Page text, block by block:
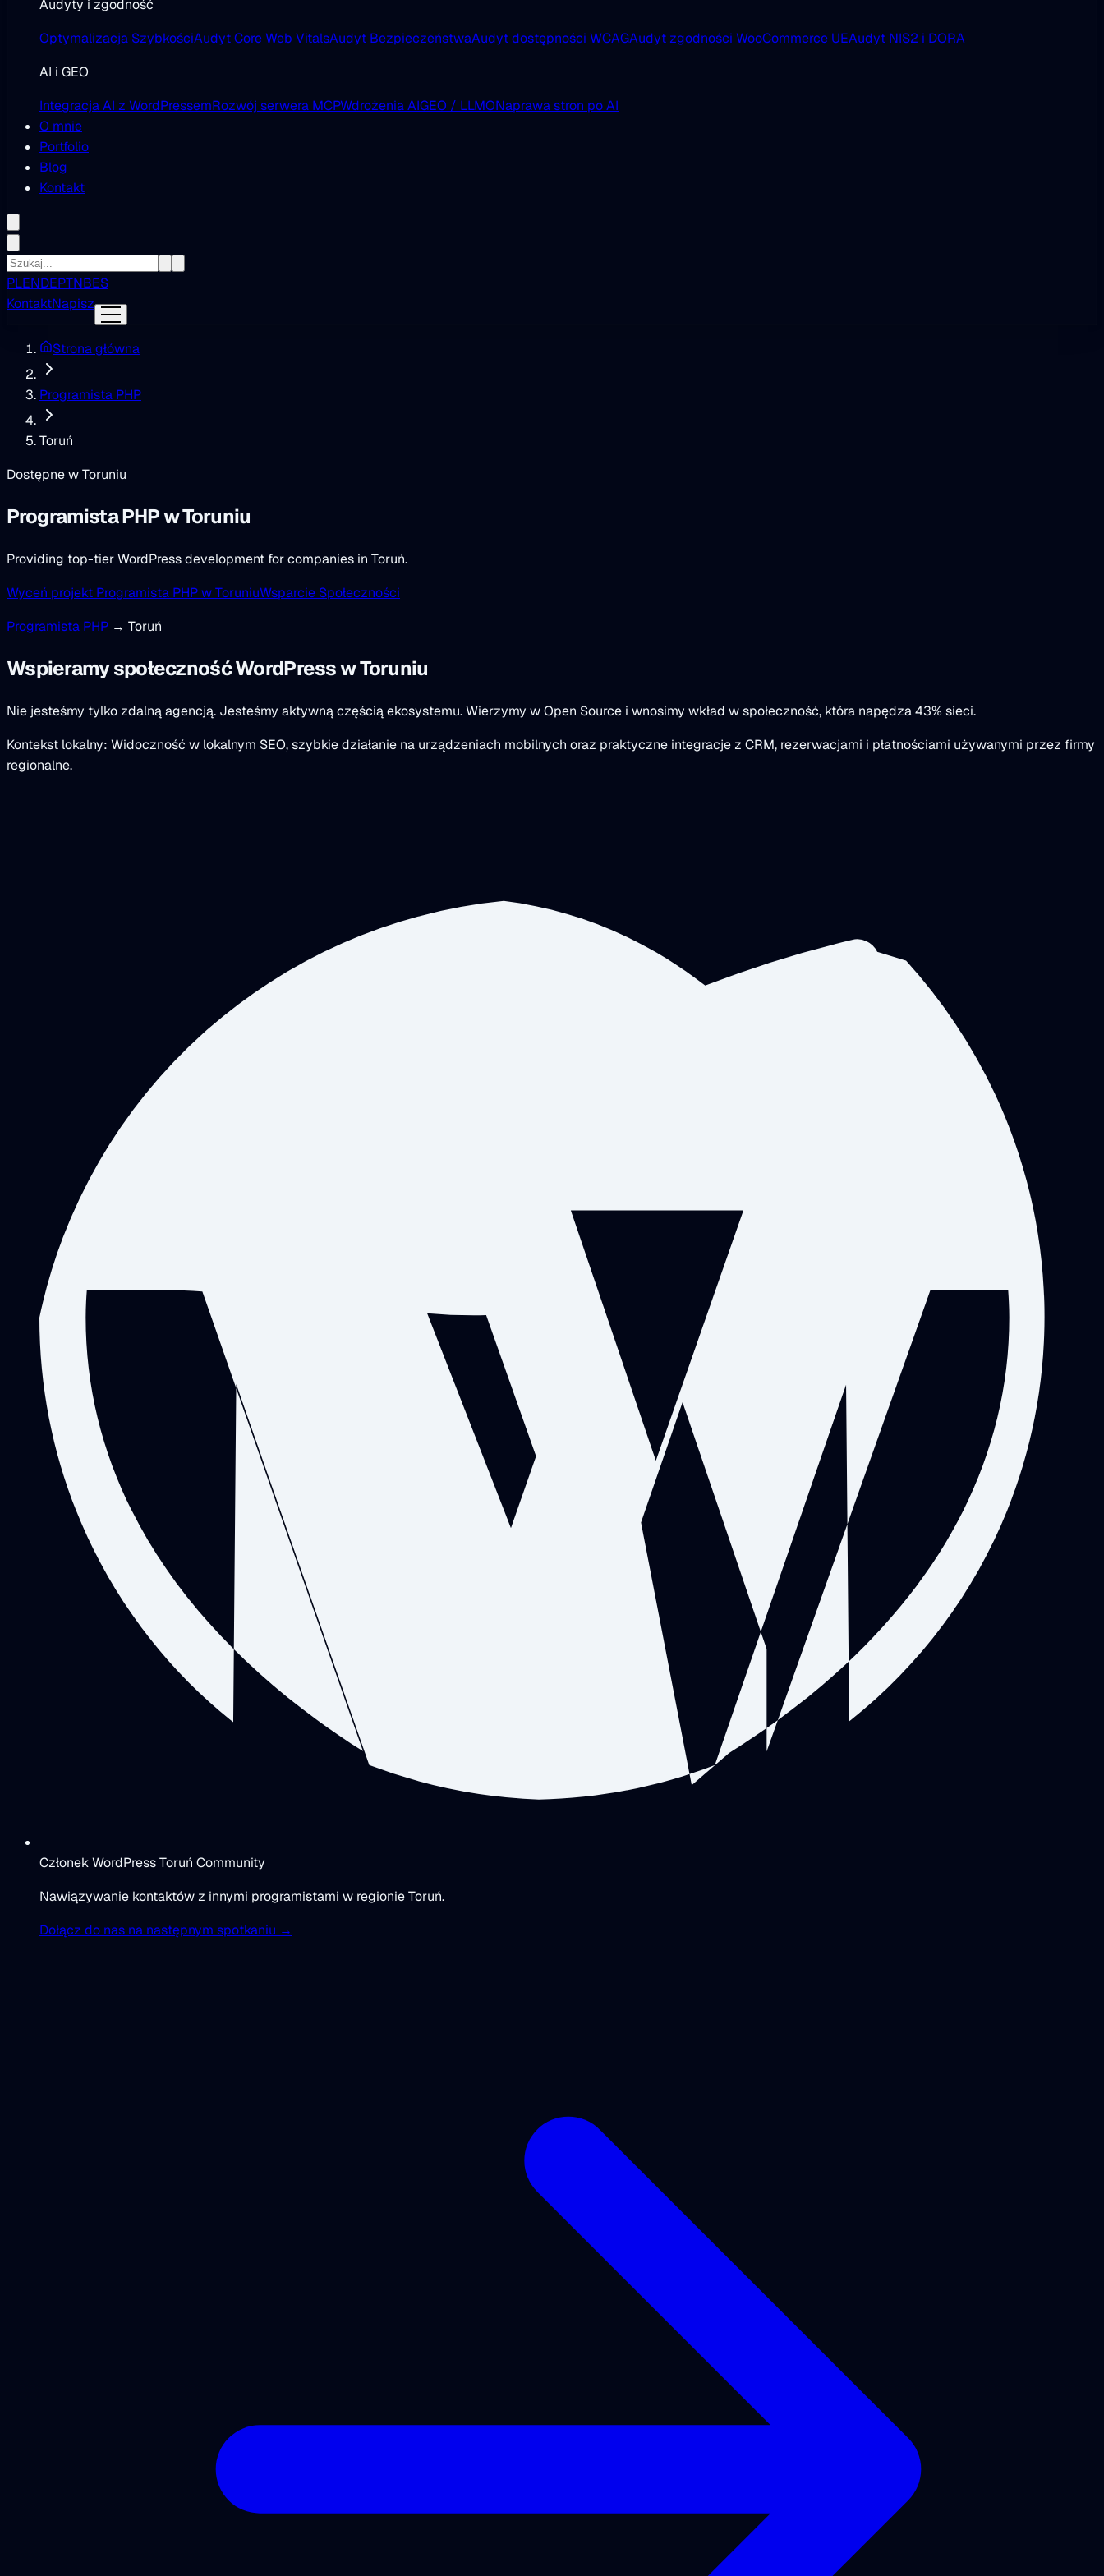
Audyty i zgodność
Optymalizacja SzybkościAudyt Core Web VitalsAudyt BezpieczeństwaAudyt dostępności WCAGAudyt zgodności WooCommerce UEAudyt NIS2 i DORA
AI i GEO
Integracja AI z WordPressemRozwój serwera MCPWdrożenia AIGEO / LLMONaprawa stron po AI
O mnie
Portfolio
Blog
Kontakt
PLENDEPTNBES
KontaktNapisz
Strona główna
Programista PHP
Toruń
Dostępne w Toruniu
Programista PHPw Toruniu
Providing top-tier WordPress development for companies in Toruń.
Wyceń projekt Programista PHP w ToruniuWsparcie Społeczności
Programista PHP → Toruń
Wspieramy społeczność WordPress w Toruniu
Nie jesteśmy tylko zdalną agencją. Jesteśmy aktywną częścią ekosystemu. Wierzymy w Open Source i wnosimy wkład w społeczność, która napędza 43% sieci.
Kontekst lokalny: Widoczność w lokalnym SEO, szybkie działanie na urządzeniach mobilnych oraz praktyczne integracje z CRM, rezerwacjami i płatnościami używanymi przez firmy
regionalne.
Członek WordPress Toruń Community
Nawiązywanie kontaktów z innymi programistami w regionie Toruń.
Dołącz do nas na następnym spotkaniu →